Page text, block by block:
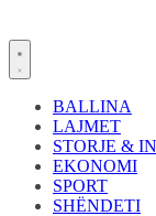
BALLINA
LAJMET
STORJE &
EKONOMI
SPORT
SHËNDETI